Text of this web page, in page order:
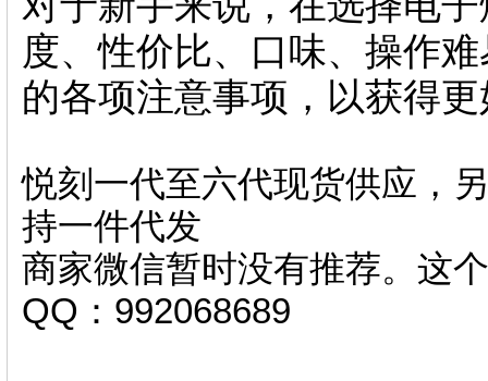
度、性价比、口味、操作
的各项注意事项，以获得
悦刻一代至六代现货供应，
持一件代发
商家微信暂时没有推荐。这
QQ：992068689